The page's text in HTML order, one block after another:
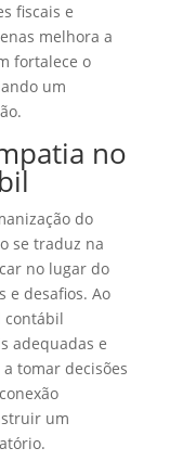
fiscais e
melhora a
fortalece o
um
no
do
se traduz na
no lugar do
e desafios. Ao
contábil
adequadas e
tomar decisões
um